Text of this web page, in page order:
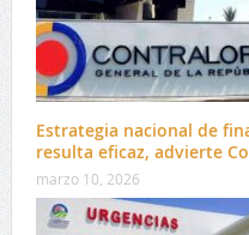
Estrategia nacional de
resulta eficaz, advierte
marzo 10, 2026